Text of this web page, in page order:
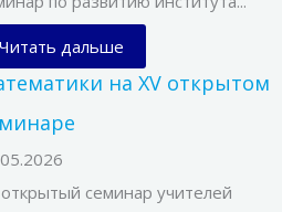
Читать дальше
на XV открытом
открытый семинар учителей